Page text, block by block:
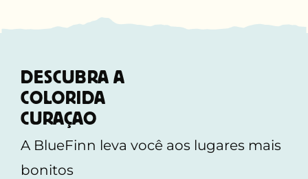
DESCUBRA A
COLORIDA
CURAÇAO
A BlueFinn leva você aos lugares mais
bonitos